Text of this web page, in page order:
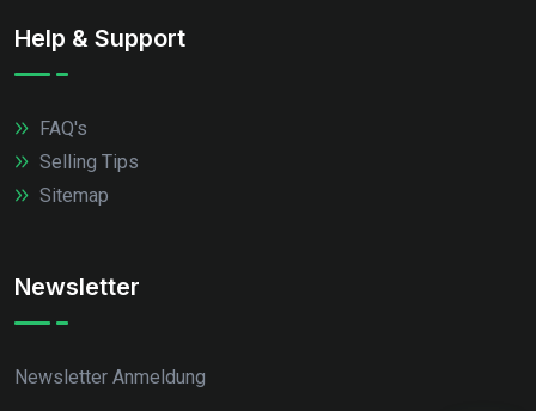
Help & Support
FAQ's
Selling Tips
Sitemap
Newsletter
Newsletter Anmeldung